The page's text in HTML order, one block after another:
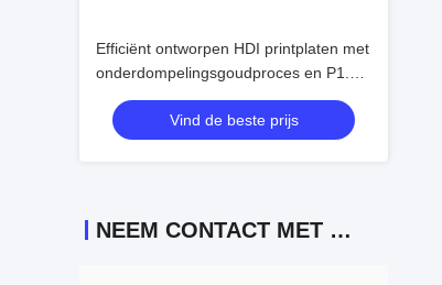
Efficiënt ontworpen HDI printplaten met
onderdompelingsgoudproces en P1.5-
spatiëring
Vind de beste prijs
NEEM CONTACT MET ONS OP